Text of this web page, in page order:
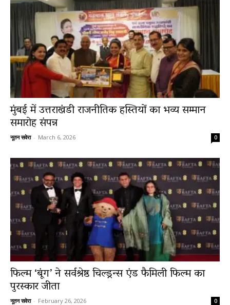
मुंबई में उत्तराखंडी राजनीतिक हस्तियों का भव्य सम्मान
समारोह संपन्न
नूतन सवेरा - March 6, 2026 0
फिल्म ‘बूंग’ ने सर्वश्रेष्ठ चिल्ड्रन्स एंड फैमिली फिल्म का
पुरस्कार जीता
नूतन सवेरा - February 26, 2026 0